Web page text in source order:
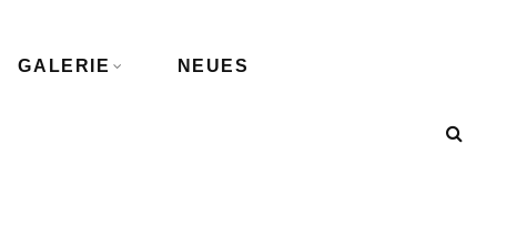
GALERIE NEUES